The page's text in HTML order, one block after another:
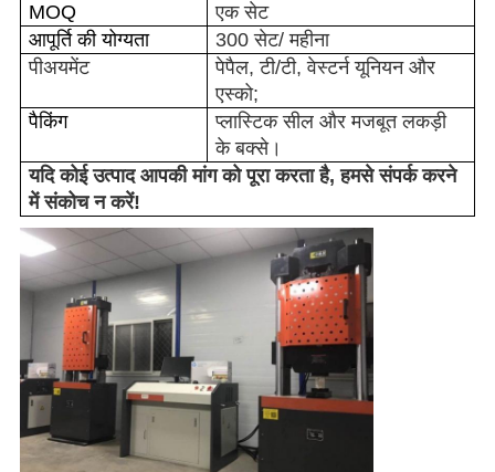
MOQ
एक सेट
आपूर्ति की योग्यता
300 सेट/ महीना
पीअयमेंट
पेपैल, टी/टी, वेस्टर्न यूनियन और
एस्को;
पैकिंग
प्लास्टिक सील और मजबूत लकड़ी
के बक्से।
यदि कोई उत्पाद आपकी मांग को पूरा करता है, हमसे संपर्क करने
में संकोच न करें!